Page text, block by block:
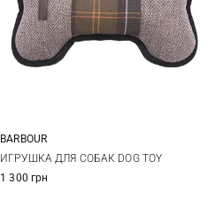
One Size
BARBOUR
ИГРУШКА ДЛЯ СОБАК DOG TOY
1 300 грн